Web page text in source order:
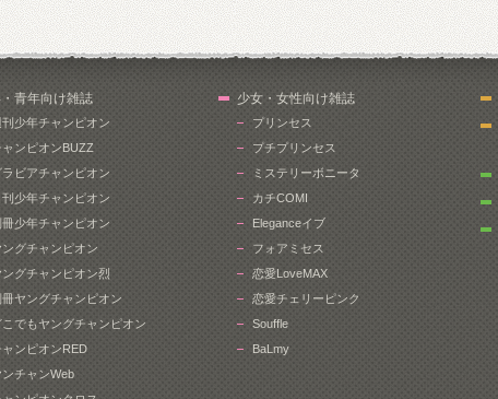
青年向け雑誌
刊少年チャンピオン
ャンピオンBUZZ
ラビアチャンピオン
刊少年チャンピオン
冊少年チャンピオン
ングチャンピオン
ングチャンピオン烈
冊ヤングチャンピオン
こでもヤングチャンピオン
ャンピオンRED
ンチャンWeb
少女・女性向け雑誌
プリンセス
プチプリンセス
ミステリーボニータ
カチCOMI
Eleganceイブ
フォアミセス
恋愛LoveMAX
恋愛チェリーピンク
Souffle
BaLmy